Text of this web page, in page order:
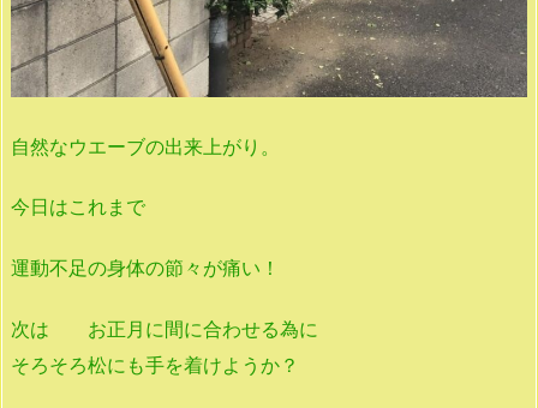
自然なウエーブの出来上がり。
今日はこれまで
運動不足の身体の節々が痛い！
次は お正月に間に合わせる為に
そろそろ松にも手を着けようか？